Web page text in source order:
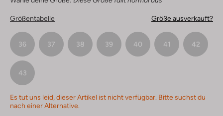
Größentabelle Größe ausverkauft?
36 37 38 39 40 41 42
43
Es tut uns leid, dieser Artikel ist nicht verfügbar. Bitte suchst du
nach einer Alternative.